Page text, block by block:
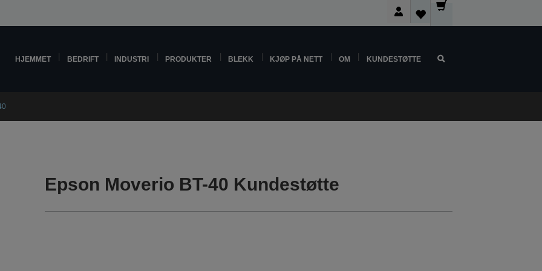
HJEMMET BEDRIFT INDUSTRI PRODUKTER BLEKK KJØP PÅ NETT OM KUNDESTØTTE
Epson Moverio BT-40 Kundestøtte